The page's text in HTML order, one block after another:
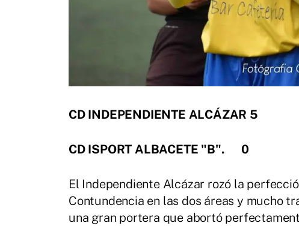
CD INDEPENDIENTE ALCÁZAR 5
CD ISPORT ALBACETE "B". 0
El Independiente Alcázar rozó la
Contundencia en las dos áreas y mucho
una gran portera que abortó